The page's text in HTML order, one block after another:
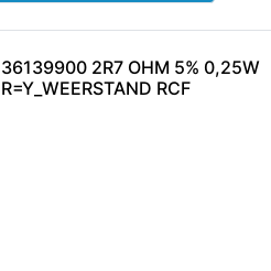
36139900 2R7 OHM 5% 0,25W
R=Y_WEERSTAND RCF